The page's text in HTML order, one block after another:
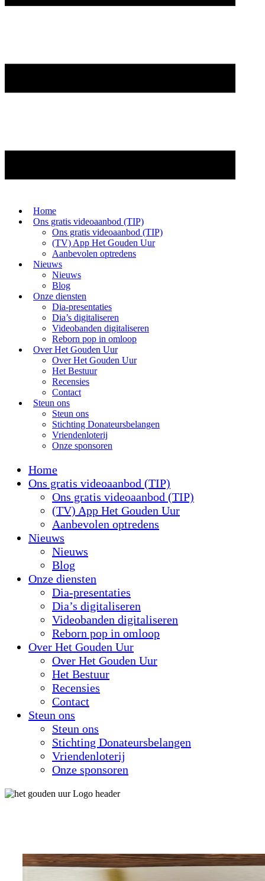
Home
Ons gratis videoaanbod (TIP)
Ons gratis videoaanbod (TIP)
(TV) App Het Gouden Uur
Aanbevolen optredens
Nieuws
Nieuws
Blog
Onze diensten
Dia-presentaties
Dia’s digitaliseren
Videobanden digitaliseren
Reborn pop in omloop
Over Het Gouden Uur
Over Het Gouden Uur
Het Bestuur
Recensies
Contact
Steun ons
Steun ons
Stichting Donateursbelangen
Vriendenloterij
Onze sponsoren
Home
Ons gratis videoaanbod (TIP)
Ons gratis videoaanbod (TIP)
(TV) App Het Gouden Uur
Aanbevolen optredens
Nieuws
Nieuws
Blog
Onze diensten
Dia-presentaties
Dia’s digitaliseren
Videobanden digitaliseren
Reborn pop in omloop
Over Het Gouden Uur
Over Het Gouden Uur
Het Bestuur
Recensies
Contact
Steun ons
Steun ons
Stichting Donateursbelangen
Vriendenloterij
Onze sponsoren